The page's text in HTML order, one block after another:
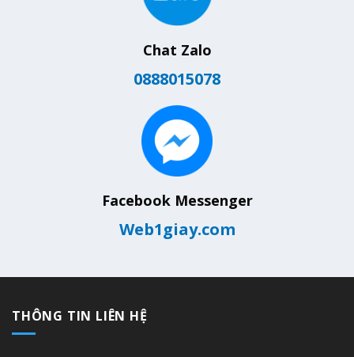
Chat Zalo
0888015078
Facebook Messenger
Web1giay.com
THÔNG TIN LIÊN HỆ